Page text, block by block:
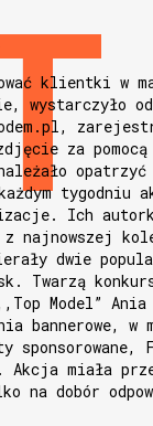
klientki w
wystarczyło
za
opatrzyć
tygodniu
Ich
najnowszej
dwie
Twarzą
Model” Ania
bannerowe, w
sponsorowane,
Akcja miała
na dobór